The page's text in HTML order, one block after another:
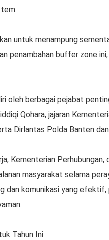
untuk menampung
penambahan buffer zone
oleh berbagai pejabat
Qohara, jajaran
Dirlantas Polda Banten
Kementerian Perhubungan,
masyarakat selama
dan komunikasi yang efektif,
Tahun Ini